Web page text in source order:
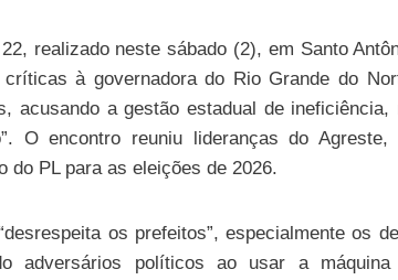
realizado neste sábado (2), em Santo
à governadora do Rio Grande do
acusando a gestão estadual de
O encontro reuniu lideranças do
do PL para as eleições de 2026.
os prefeitos”, especialmente os
adversários políticos ao usar a